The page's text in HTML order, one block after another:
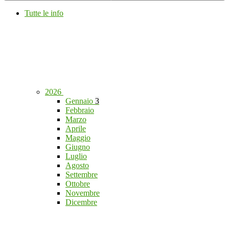
Tutte le info
2026
Gennaio 3
Febbraio
Marzo
Aprile
Maggio
Giugno
Luglio
Agosto
Settembre
Ottobre
Novembre
Dicembre